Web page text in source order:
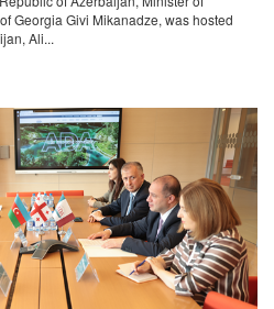
Georgia Givi Mikanadze, was hosted
Ali...